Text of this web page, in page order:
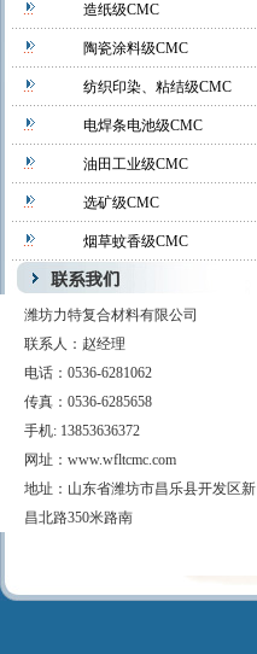
造纸级CMC
陶瓷涂料级CMC
纺织印染、粘结级CMC
电焊条电池级CMC
油田工业级CMC
选矿级CMC
烟草蚊香级CMC
潍坊力特复合材料有限公司
联系人：赵经理
电话：0536-6281062
传真：0536-6285658
手机: 13853636372
网址：www.wfltcmc.com
地址：山东省潍坊市昌乐县开发区新
昌北路350米路南